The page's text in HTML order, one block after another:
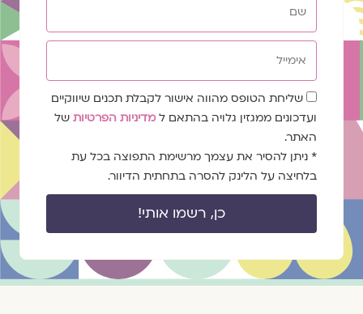
שדה
הסכמה
שליחת הטופס מהווה אישור לקבלת תכנים שיווקיים
ועדכונים ממגזין גלויה בהתאם למדיניות הפרטיות של
האתר.
* ניתן להסיר את עצמך מרשימת התפוצה בכל עת
בלחיצה על הלינק להסרה בתחתית הדיוור.
כן, רשמו אותי!